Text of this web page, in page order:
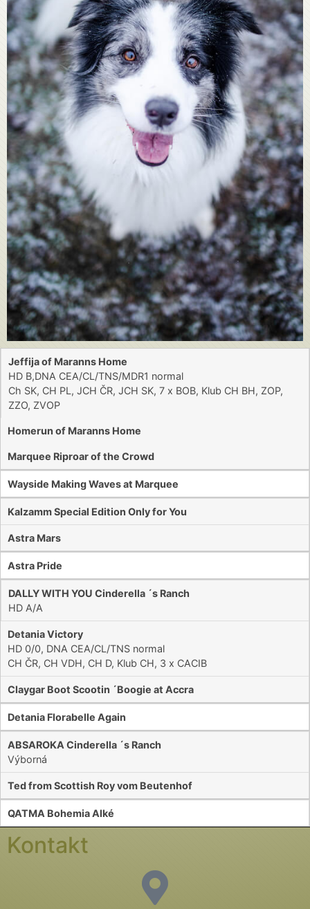
Jeffija of Maranns Home
HD B,DNA CEA/CL/TNS/MDR1 normal
Ch SK, CH PL, JCH ČR, JCH SK, 7 x BOB, Klub CH BH, ZOP,
ZZO, ZVOP
Homerun of Maranns Home
Marquee Riproar of the Crowd
Wayside Making Waves at Marquee
Kalzamm Special Edition Only for You
Astra Mars
Astra Pride
DALLY WITH YOU Cinderella ´s Ranch
HD A/A
Detania Victory
HD 0/0, DNA CEA/CL/TNS normal
CH ČR, CH VDH, CH D, Klub CH, 3 x CACIB
Claygar Boot Scootin ´Boogie at Accra
Detania Florabelle Again
ABSAROKA Cinderella ´s Ranch
Výborná
Ted from Scottish Roy vom Beutenhof
QATMA Bohemia Alké
Kontakt